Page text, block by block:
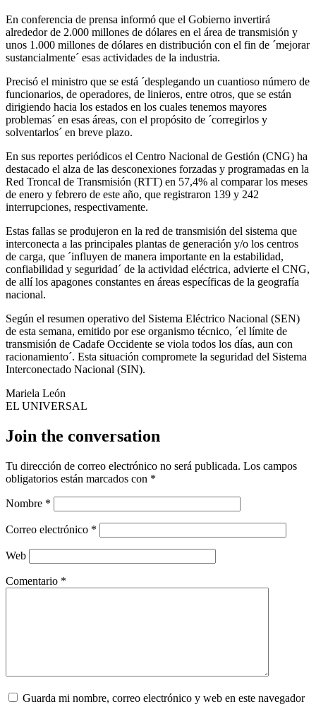
En conferencia de prensa informó que el Gobierno invertirá
alrededor de 2.000 millones de dólares en el área de transmisión y
unos 1.000 millones de dólares en distribución con el fin de ´mejorar
sustancialmente´ esas actividades de la industria.
Precisó el ministro que se está ´desplegando un cuantioso número de
funcionarios, de operadores, de linieros, entre otros, que se están
dirigiendo hacia los estados en los cuales tenemos mayores
problemas´ en esas áreas, con el propósito de ´corregirlos y
solventarlos´ en breve plazo.
En sus reportes periódicos el Centro Nacional de Gestión (CNG) ha
destacado el alza de las desconexiones forzadas y programadas en la
Red Troncal de Transmisión (RTT) en 57,4% al comparar los meses
de enero y febrero de este año, que registraron 139 y 242
interrupciones, respectivamente.
Estas fallas se produjeron en la red de transmisión del sistema que
interconecta a las principales plantas de generación y/o los centros
de carga, que ´influyen de manera importante en la estabilidad,
confiabilidad y seguridad´ de la actividad eléctrica, advierte el CNG,
de allí los apagones constantes en áreas específicas de la geografía
nacional.
Según el resumen operativo del Sistema Eléctrico Nacional (SEN)
de esta semana, emitido por ese organismo técnico, ´el límite de
transmisión de Cadafe Occidente se viola todos los días, aun con
racionamiento´. Esta situación compromete la seguridad del Sistema
Interconectado Nacional (SIN).
Mariela León
EL UNIVERSAL
Join the conversation
Tu dirección de correo electrónico no será publicada. Los campos
obligatorios están marcados con *
Nombre *
Correo electrónico *
Web
Comentario *
Guarda mi nombre, correo electrónico y web en este navegador